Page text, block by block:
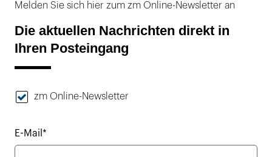
Melden Sie sich hier zum zm Online-Newsletter an
Die aktuellen Nachrichten direkt in
Ihren Posteingang
zm Online-Newsletter
E-Mail*